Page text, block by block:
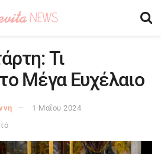
Τι
Μέγα Ευχέλαιο
1 Μαΐου 2024